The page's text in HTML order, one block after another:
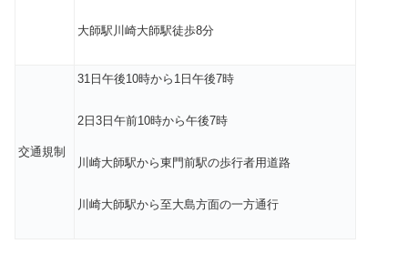
大師駅川崎大師駅徒歩8分
交通規制
31日午後10時から1日午後7時
2日3日午前10時から午後7時
川崎大師駅から東門前駅の歩行者用道路
川崎大師駅から至大島方面の一方通行